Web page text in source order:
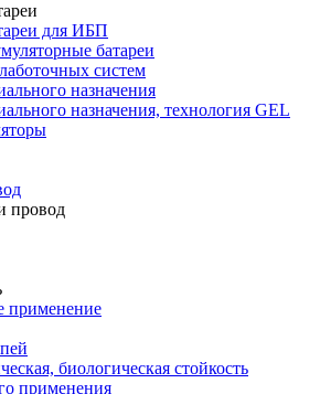
для ИБП
батареи
систем
назначения
назначения, технология GEL
провод
биологическая стойкость
применения